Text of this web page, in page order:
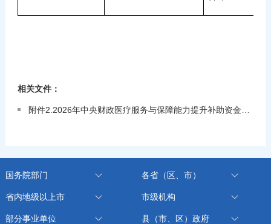
相关文件：
国务院部门 各省（区、市）
省内地级以上市 市级机构
部分事业单位 县（市、区）政府